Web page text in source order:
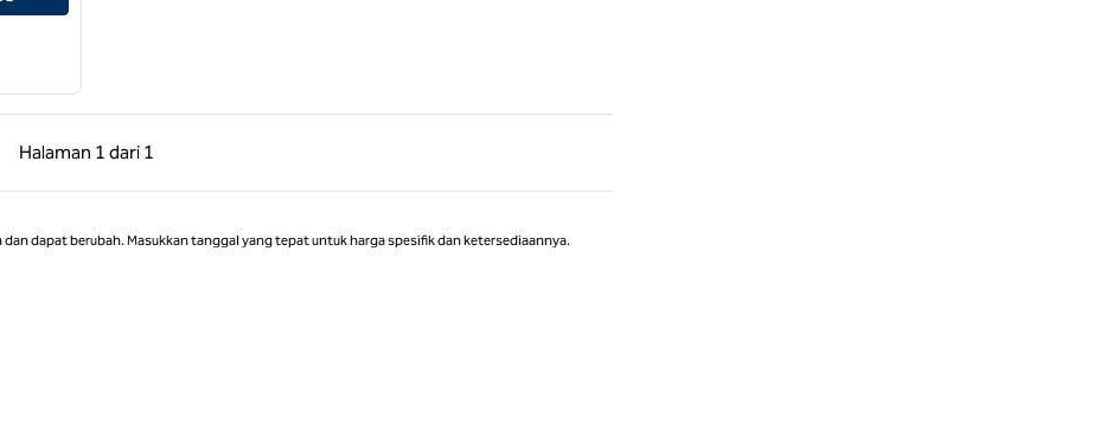
Halaman 1 dari 1
Sebelumnya, 1 dari 1
Halaman 1 dari 1
dapat berubah. Masukkan tanggal yang tepat untuk harga spesifik dan ketersediaannya.